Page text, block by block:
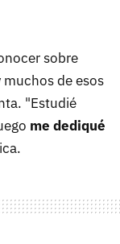
sobre
de esos
"Estudié
me dediqué